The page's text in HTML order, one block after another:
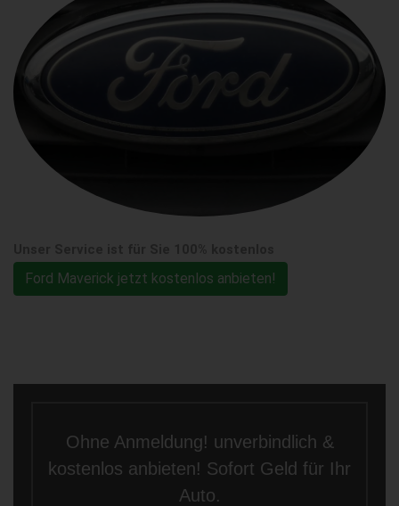
Ford Maverick jetzt kostenlos anbieten!
Ohne Anmeldung! unverbindlich &
kostenlos anbieten! Sofort Geld für Ihr
Auto.